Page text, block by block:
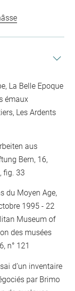
La Belle Epoque
émaux
Les Ardents
aus
Bern, 16,
fig. 33
du Moyen Age,
1995 - 22
Museum of
des musées
n° 121
d’un inventaire
par Brimo